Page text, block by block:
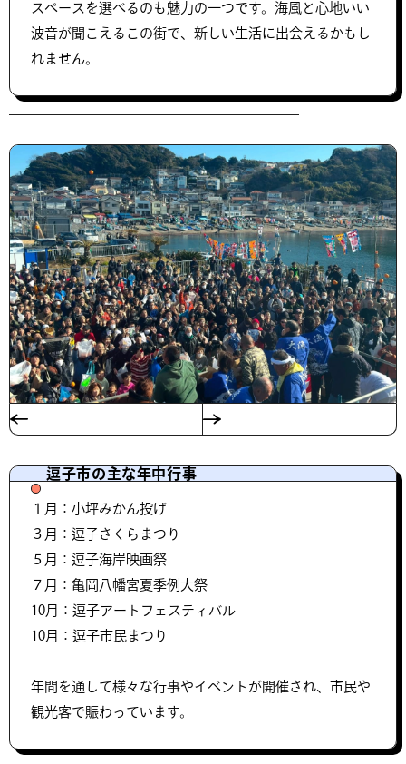
スペースを選べるのも魅力の一つです。海風と心地いい
波音が聞こえるこの街で、新しい生活に出会えるかもし
れません。
逗子市の主な年中行事
１月：小坪みかん投げ
３月：逗子さくらまつり
５月：逗子海岸映画祭
７月：亀岡八幡宮夏季例大祭
10月：逗子アートフェスティバル
10月：逗子市民まつり
年間を通して様々な行事やイベントが開催され、市民や
観光客で賑わっています。